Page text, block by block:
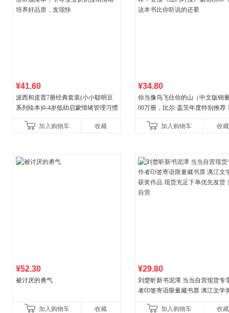
¥41.60
波西和皮普7册经典套装(小小聪明豆
系列绘本)0-4岁低幼启蒙情绪管理习惯
养好品质，发现快
加入购物车 收藏
¥34.80
你当像鸟飞往你的山（中文版销
00万册，比尔·盖茨年度特别推荐
比你听说的还要
加入购物车 收藏
¥52.30
被讨厌的勇气
加入购物车 收藏
¥29.80
刘楚昕新书泥潭 当当自营现货专
者印签寄语限量藏书票 漓江文学
加入购物车 收藏